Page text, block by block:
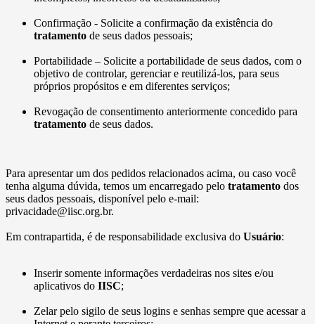
Confirmação - Solicite a confirmação da existência do
tratamento de seus dados pessoais;
Portabilidade – Solicite a portabilidade de seus dados, com o
objetivo de controlar, gerenciar e reutilizá-los, para seus
próprios propósitos e em diferentes serviços;
Revogação de consentimento anteriormente concedido para
tratamento de seus dados.
Para apresentar um dos pedidos relacionados acima, ou caso você
tenha alguma dúvida, temos um encarregado pelo tratamento dos
seus dados pessoais, disponível pelo e-mail:
privacidade@iisc.org.br.
Em contrapartida, é de responsabilidade exclusiva do Usuário:
Inserir somente informações verdadeiras nos sites e/ou
aplicativos do IISC;
Zelar pelo sigilo de seus logins e senhas sempre que acessar a